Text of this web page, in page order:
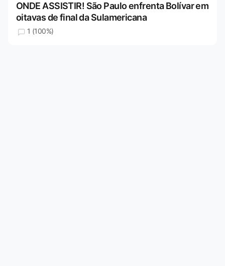
ONDE ASSISTIR! São Paulo enfrenta Bolívar em
oitavas de final da Sulamericana
1 (100%)